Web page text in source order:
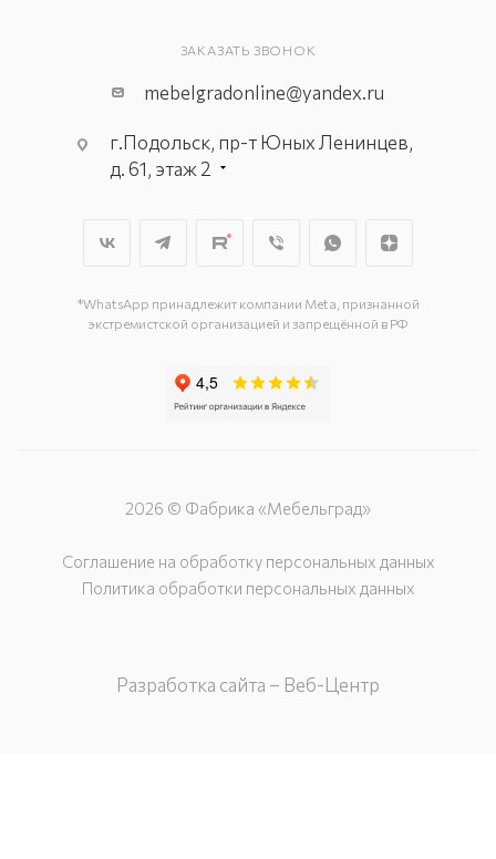
ЗАКАЗАТЬ ЗВОНОК
mebelgradonline@yandex.ru
г.Подольск, пр-т Юных Ленинцев,
д. 61, этаж 2
г. Подольск, ул. Станционная, д. 11
*WhatsApp принадлежит компании Meta, признанной
экстремистской организацией и запрещённой в РФ
2026 © Фабрика «Мебельград»
Соглашение на обработку персональных данных
Политика обработки персональных данных
Разработка сайта – Веб-Центр